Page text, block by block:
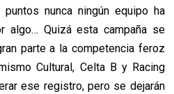
nunca ningún equipo ha
algo… Quizá esta campaña se
parte a la competencia feroz
Cultural, Celta B y Racing
ese registro, pero se dejarán